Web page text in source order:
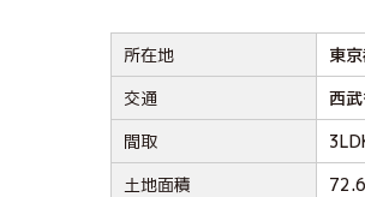
所在地
東
交通
西
間取
土地面積